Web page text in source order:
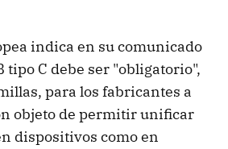
indica en su comunicado
tipo C debe ser "obligatorio",
para los fabricantes a
objeto de permitir unificar
dispositivos como en